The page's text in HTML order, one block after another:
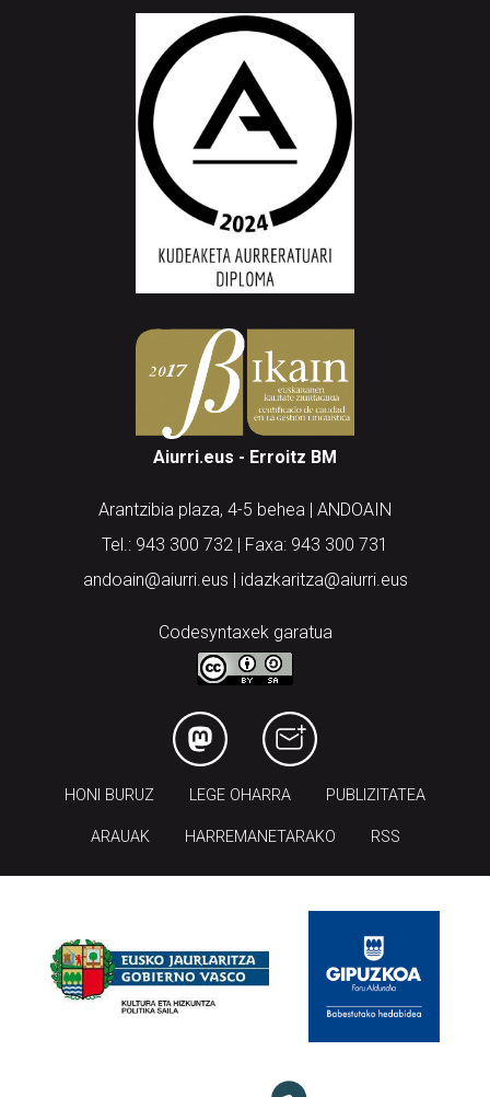
Aiurri.eus - Erroitz BM
Arantzibia plaza, 4-5 behea | ANDOAIN
Tel.: 943 300 732 | Faxa: 943 300 731
andoain@aiurri.eus | idazkaritza@aiurri.eus
Codesyntaxek garatua
HONI BURUZ LEGE OHARRA PUBLIZITATEA
ARAUAK HARREMANETARAKO RSS